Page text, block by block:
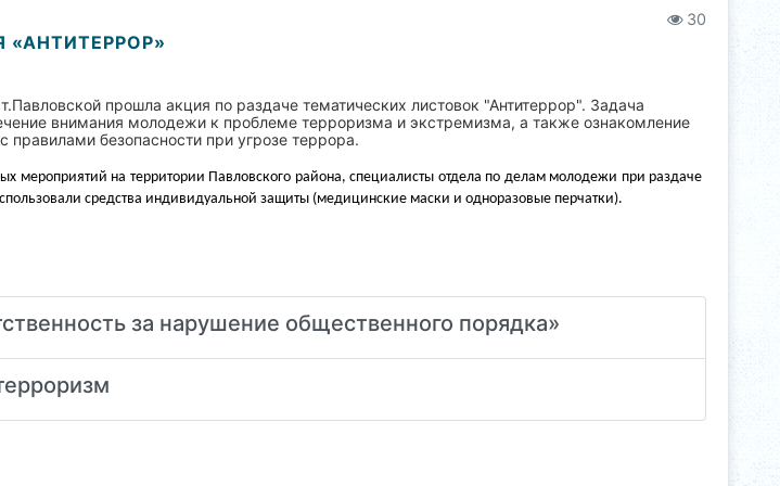
30
«АНТИТЕРРОР»
прошла акция по раздаче тематических листовок "Антитеррор". Задача
внимания молодежи к проблеме терроризма и экстремизма, а также ознакомление
правилами безопасности при угрозе террора.
мероприятий на территории Павловского района, специалисты отдела по делам молодежи при раздаче
средства индивидуальной защиты (медицинские маски и одноразовые перчатки).
за нарушение общественного порядка»